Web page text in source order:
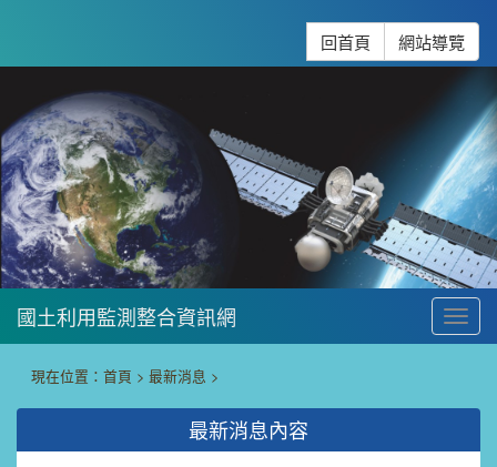
回首頁 網站導覽
國土利用監測整合資訊網
現在位置： 首頁 > 最新消息 >
最新消息內容